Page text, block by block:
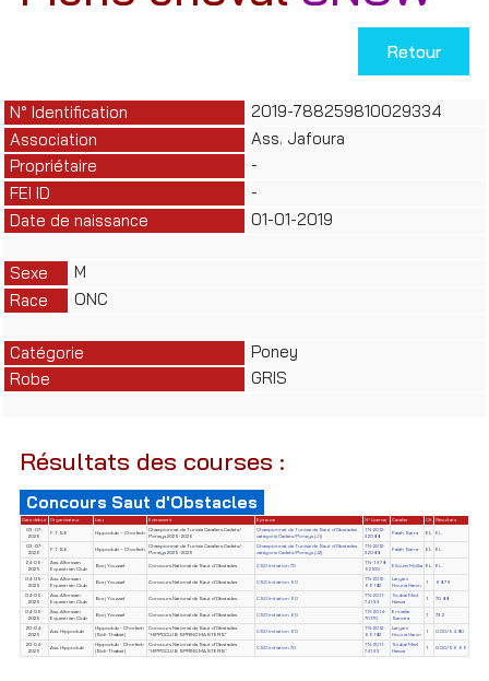
Retour
N° Identification
2019-788259810029334
Association
Ass. Jafoura
Propriétaire
-
FEI ID
-
Date de naissance
01-01-2019
Sexe
M
Race
ONC
Catégorie
Poney
Robe
GRIS
Résultats des courses :
Concours Saut d'Obstacles
Date début Organisateur Lieu Evènement Epreuve N° License Cavalier Clt
Résultats
03-07-
2026
F.T.S.E Hippoclub – Chorfech
Championnat de Tunisie Cavaliers Cadets/
Poneys 2025-2026
Championnat de Tunisie de Saut d'Obstacles
catégorie Cadets/Poneys (J1)
TN-2012-
32088
Falah Sarra EL EL
03-07-
2026
F.T.S.E Hippoclub – Chorfech
Championnat de Tunisie Cavaliers Cadets/
Poneys 2025-2026
Championnat de Tunisie de Saut d'Obstacles
catégorie Cadets/Poneys (J2)
TN-2012-
32088
Falah Sarra EL EL
24-05-
2025
Ass. Alforssan
Equestrian Club
Borj Youssef Concours National de Saut d'Obstacles CSO Initiation 70
TN-1978-
62100
Elloumi Molka EL EL
04-05-
2025
Ass. Alforssan
Equestrian Club
Borj Youssef Concours National de Saut d'Obstacles CSO Initiation 60
TN-2012-
66182
Laryani
Houria Hanin
1 68.79
04-05-
2025
Ass. Alforssan
Equestrian Club
Borj Youssef Concours National de Saut d'Obstacles CSO Initiation 60
TN-2011-
74193
Toubal Med
Hamza
1 70.88
04-05-
2025
Ass. Alforssan
Equestrian Club
Borj Youssef Concours National de Saut d'Obstacles CSO Initiation 60
TN-2014-
70170
Ennaifar
Sandra
1 73.2
20-04-
2025
Ass. Hippoclub
Hippoclub - Chorfech
(Sidi-Thabet)
Concours National de Saut d'Obstacles
"HIPPOCLUB SPRING MASTERS"
CSO Initiation 60
TN-2012-
66182
Laryani
Houria Hanin
1 0.00/54.80
20-04-
2025
Ass. Hippoclub
Hippoclub - Chorfech
(Sidi-Thabet)
Concours National de Saut d'Obstacles
"HIPPOCLUB SPRING MASTERS"
CSO Initiation 70
TN-2011-
74193
Toubal Med
Hamza
1 0.00/56.66